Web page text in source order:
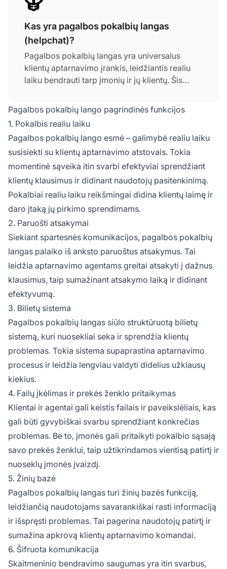
Kas yra pagalbos pokalbių langas
(helpchat)?
Pagalbos pokalbių langas yra universalus
klientų aptarnavimo įrankis, leidžiantis realiu
laiku bendrauti tarp įmonių ir jų klientų. Šis
būdą, suteikdamas vientisą bendravimo kanalą.
Pagalbos pokalbių langas veikia kaip tiltas,
leidžiantis klientams gauti pagalbą per gyvą
pokalbį įmonės svetainėje, taip užtikrinant
greitą pagalbą ir klausimų sprendimą. Tai ne tik
komunikacijos priemonė – tai esminė įmonės
strategijos dalis, siekiant pagerinti klientų patirtį
ir pasitenkinimą.
Pagalbos pokalbių lango pagrindinės funkcijos
1. Pokalbis realiu laiku
Pagalbos pokalbių lango esmė – galimybė realiu laiku
susisiekti su klientų aptarnavimo atstovais. Tokia
momentinė sąveika itin svarbi efektyviai sprendžiant
klientų klausimus ir didinant naudotojų pasitenkinimą.
Pokalbiai realiu laiku reikšmingai didina klientų laimę ir
daro įtaką jų pirkimo sprendimams.
2. Paruošti atsakymai
Siekiant spartesnės komunikacijos, pagalbos pokalbių
langas palaiko iš anksto paruoštus atsakymus. Tai
leidžia aptarnavimo agentams greitai atsakyti į dažnus
klausimus, taip sumažinant atsakymo laiką ir didinant
efektyvumą.
3. Bilietų sistema
Pagalbos pokalbių langas siūlo struktūruotą bilietų
sistemą, kuri nuosekliai seka ir sprendžia klientų
problemas. Tokia sistema supaprastina aptarnavimo
procesus ir leidžia lengviau valdyti didelius užklausų
kiekius.
4. Failų įkėlimas ir prekės ženklo pritaikymas
Klientai ir agentai gali keistis failais ir paveikslėliais, kas
gali būti gyvybiškai svarbu sprendžiant konkrečias
problemas. Be to, įmonės gali pritaikyti pokalbio sąsają
savo prekės ženklui, taip užtikrindamos vientisą patirtį ir
nuoseklų įmonės įvaizdį.
5. Žinių bazė
Pagalbos pokalbių langas turi žinių bazės funkciją,
leidžiančią naudotojams savarankiškai rasti informaciją
ir išspręsti problemas. Tai pagerina naudotojų patirtį ir
sumažina apkrovą klientų aptarnavimo komandai.
6. Šifruota komunikacija
Skaitmeninio bendravimo saugumas yra itin svarbus,